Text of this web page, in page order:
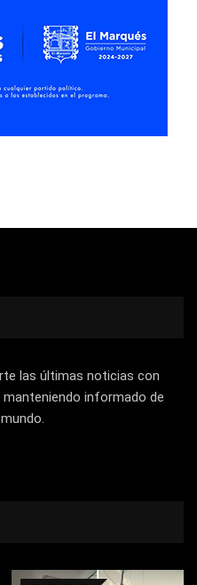
las últimas noticias con
manteniendo informado de